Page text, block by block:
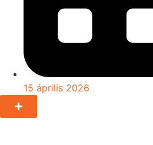
15 április 2026